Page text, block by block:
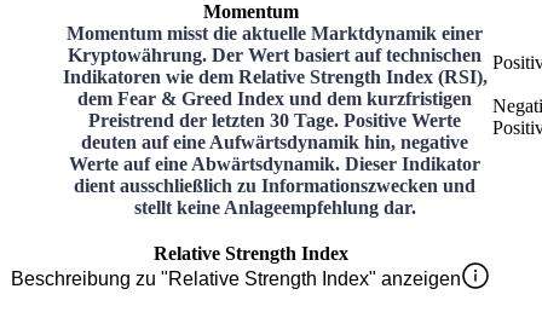
Momentum
Momentum misst die aktuelle Marktdynamik einer
Kryptowährung. Der Wert basiert auf technischen
Indikatoren wie dem Relative Strength Index (RSI),
dem Fear & Greed Index und dem kurzfristigen
Preistrend der letzten 30 Tage. Positive Werte
deuten auf eine Aufwärtsdynamik hin, negative
Werte auf eine Abwärtsdynamik. Dieser Indikator
dient ausschließlich zu Informationszwecken und
stellt keine Anlageempfehlung dar.
Relative Strength Index
Beschreibung zu "Relative Strength Index" anzeigen